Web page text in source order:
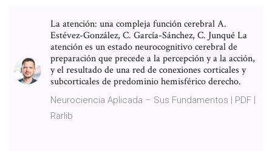
La atención: una compleja función cerebral A.
Estévez-González, C. García-Sánchez, C. Junqué La
atención es un estado neurocognitivo cerebral de
preparación que precede a la percepción y a la acción,
y el resultado de una red de conexiones corticales y
subcorticales de predominio hemisférico derecho.
Neurociencia Aplicada – Sus Fundamentos | PDF |
Rarlib